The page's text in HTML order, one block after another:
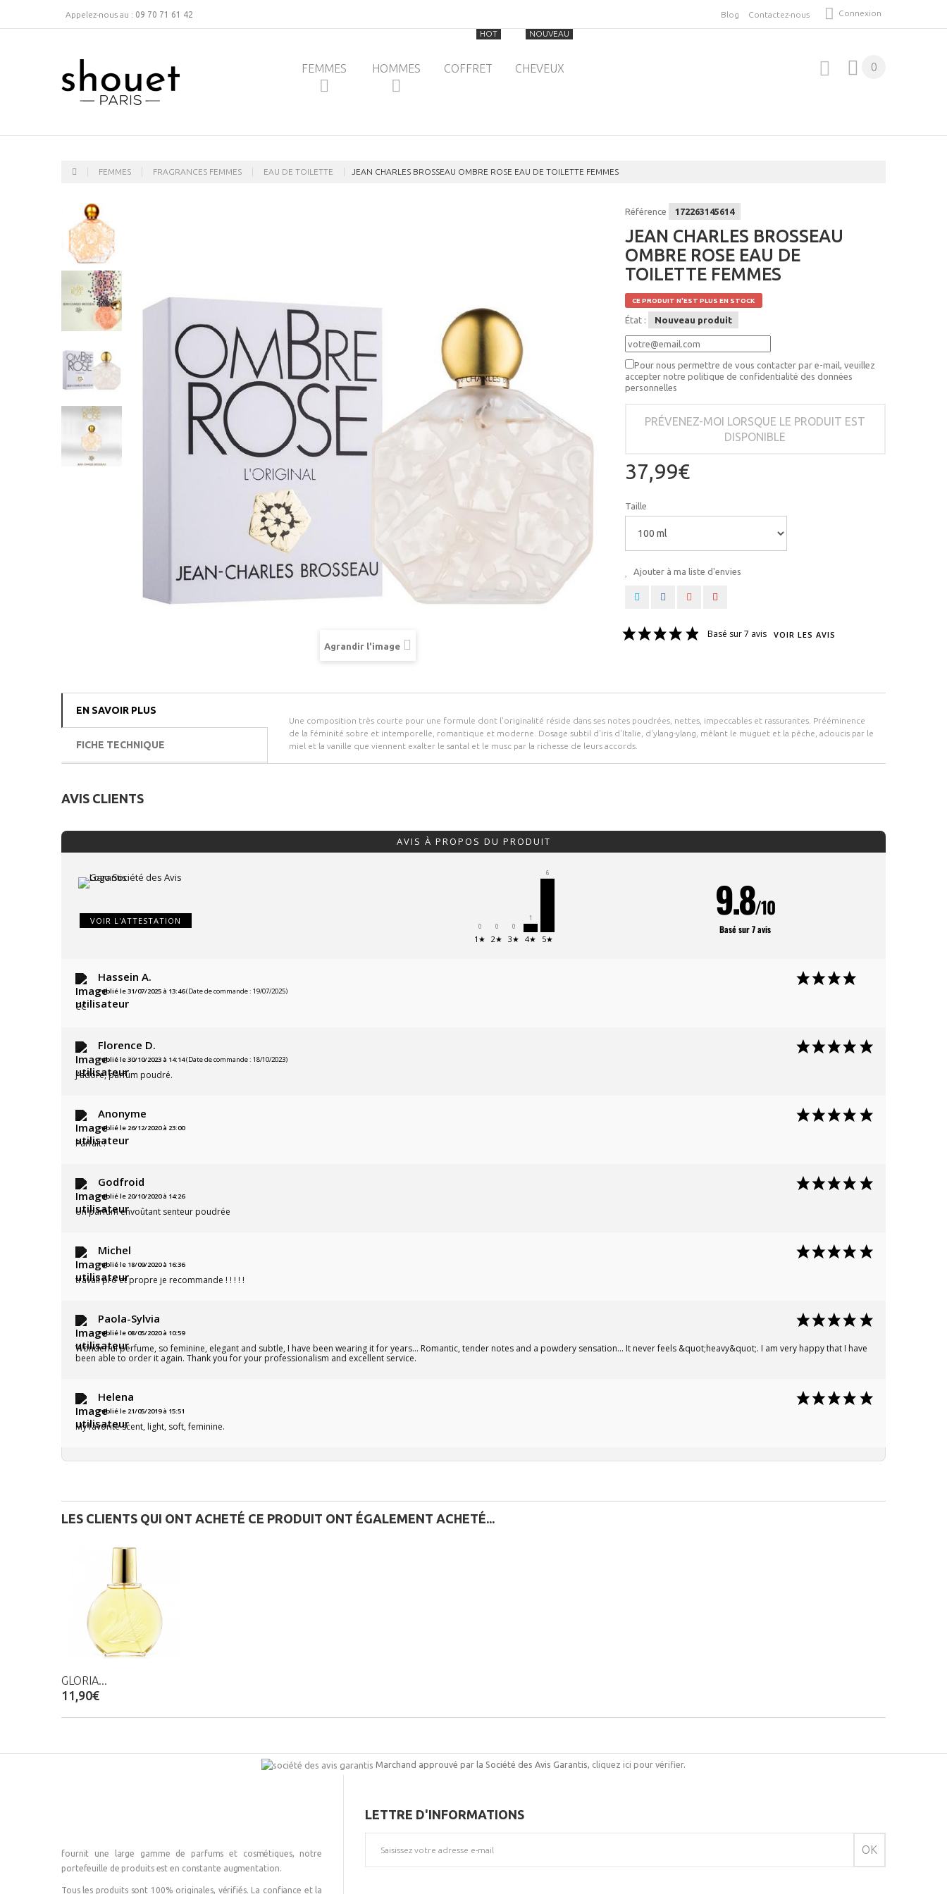
Connexion
Blog Contactez-nous
Appelez-nous au : 09 70 71 61 42
FEMMES HOMMES COFFRET
HOT
CHEVEUX
NOUVEAU
0
FEMMES FRAGRANCES FEMMES EAU DE TOILETTE JEAN CHARLES BROSSEAU OMBRE ROSE EAU DE TOILETTE FEMMES
Agrandir l'image
Référence 172263145614
JEAN CHARLES BROSSEAU
OMBRE ROSE EAU DE
TOILETTE FEMMES
CE PRODUIT N'EST PLUS EN STOCK
État : Nouveau produit
Pour nous permettre de vous contacter par e-mail, veuillez
accepter notre politique de confidentialité des données
personnelles
PRÉVENEZ-MOI LORSQUE LE PRODUIT EST
DISPONIBLE
37,99€
Taille
Ajouter à ma liste d'envies
Basé sur 7 avis VOIR LES AVIS
EN SAVOIR PLUS
FICHE TECHNIQUE
Une composition très courte pour une formule dont l'originalité réside dans ses notes poudrées, nettes, impeccables et rassurantes. Prééminence
de la féminité sobre et intemporelle, romantique et moderne. Dosage subtil d'iris d'Italie, d'ylang-ylang, mêlant le muguet et la pêche, adoucis par le
miel et la vanille que viennent exalter le santal et le musc par la richesse de leurs accords.
AVIS CLIENTS
AVIS À PROPOS DU PRODUIT
VOIR L'ATTESTATION
0
1★
0
2★
0
3★
1
4★
6
5★
9.8/10
Basé sur 7 avis
Hassein A.
Publié le 31/07/2025 à 13:46(Date de commande : 19/07/2025)
CC
Florence D.
Publié le 30/10/2023 à 14:14(Date de commande : 18/10/2023)
J'adore, parfum poudré.
Anonyme
Publié le 26/12/2020 à 23:00
Parfait !
Godfroid
Publié le 20/10/2020 à 14:26
Un parfum envoûtant senteur poudrée
Michel
Publié le 18/09/2020 à 16:36
travail pro et propre je recommande ! ! ! ! !
Paola-Sylvia
Publié le 08/05/2020 à 10:59
Wonderful perfume, so feminine, elegant and subtle, I have been wearing it for years... Romantic, tender notes and a powdery sensation... It never feels &quot;heavy&quot;. I am very happy that I have
been able to order it again. Thank you for your professionalism and excellent service.
Helena
Publié le 21/05/2019 à 15:51
My favorite scent, light, soft, feminine.
LES CLIENTS QUI ONT ACHETÉ CE PRODUIT ONT ÉGALEMENT ACHETÉ...
GLORIA...
11,90€
Marchand approuvé par la Société des Avis Garantis, cliquez ici pour vérifier.
fournit une large gamme de parfums et cosmétiques, notre
portefeuille de produits est en constante augmentation.
Tous les produits sont 100% originales, vérifiés. La confiance et la
LETTRE D'INFORMATIONS
OK